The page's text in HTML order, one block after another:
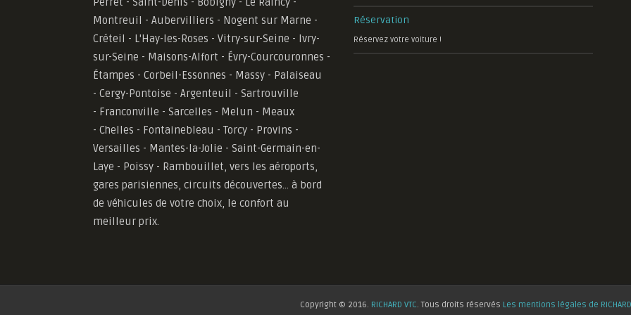
Montreuil - Aubervilliers - Nogent sur Marne -
Créteil - L'Hay-les-Roses - Vitry-sur-Seine - Ivry-
sur-Seine - Maisons-Alfort - Évry-Courcouronnes -
Étampes - Corbeil-Essonnes - Massy - Palaiseau
- Cergy-Pontoise - Argenteuil - Sartrouville
- Franconville - Sarcelles - Melun - Meaux
- Chelles - Fontainebleau - Torcy - Provins -
Versailles - Mantes-la-Jolie - Saint-Germain-en-
Laye - Poissy - Rambouillet, vers les aéroports,
gares parisiennes, circuits découvertes... à bord
de véhicules de votre choix, le confort au
meilleur prix.
Réservation
Réservez votre voiture !
Copyright © 2016. RICHARD VTC. Tous droits réservés Les mentions légales de